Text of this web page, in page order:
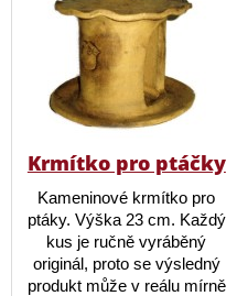
Krmítko pro ptáčky
Kameninové krmítko pro
ptáky. Výška 23 cm. Každý
kus je ručně vyráběný
originál, proto se výsledný
produkt může v reálu mírně